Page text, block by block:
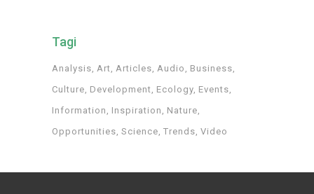
Tagi
Analysis Art Articles Audio
Business
Culture Development Ecology Events
Information
Inspiration
Nature
Opportunities Science Trends Video